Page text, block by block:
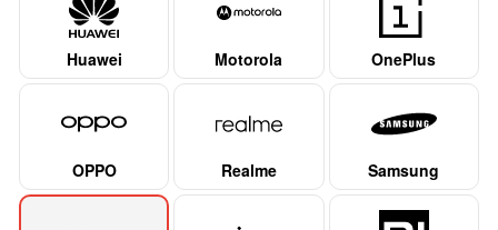
Huawei Motorola OnePlus
OPPO Realme Samsung